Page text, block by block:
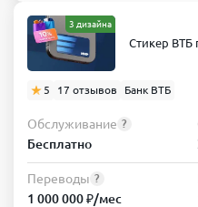
3 дизайна
Стикер ВТБ
5 17 отзывов Банк ВТБ
Обслуживание ?
Бесплатно
Переводы ?
1 000 000 ₽/мес